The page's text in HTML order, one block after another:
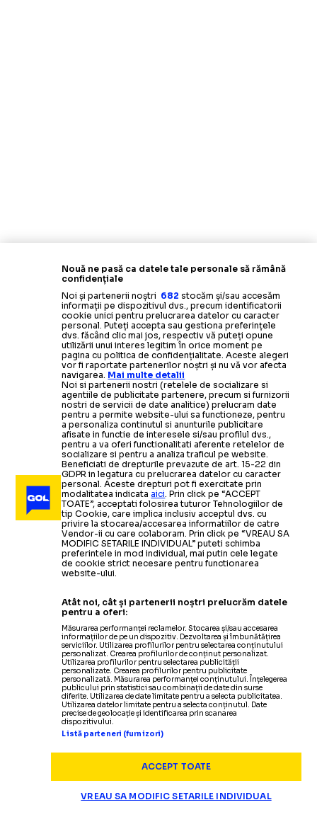
Nouă ne pasă ca datele tale personale să rămână
confidențiale
Noi și partenerii noștri 682 stocăm și/sau accesăm
informații pe dispozitivul dvs., precum identificatorii
cookie unici pentru prelucrarea datelor cu caracter
personal. Puteți accepta sau gestiona preferințele
dvs. făcând clic mai jos, respectiv vă puteți opune
utilizării unui interes legitim în orice moment pe
pagina cu politica de confidențialitate. Aceste alegeri
vor fi raportate partenerilor noștri și nu vă vor afecta
navigarea. Mai multe detalii
Noi si partenerii nostri (retelele de socializare si
agentiile de publicitate partenere, precum si furnizorii
nostri de servicii de date analitice) prelucram date
pentru a permite website-ului sa functioneze, pentru
a personaliza continutul si anunturile publicitare
afisate in functie de interesele si/sau profilul dvs.,
pentru a va oferi functionalitati aferente retelelor de
socializare si pentru a analiza traficul pe website.
Beneficiati de drepturile prevazute de art. 15-22 din
GDPR in legatura cu prelucrarea datelor cu caracter
personal. Aceste drepturi pot fi exercitate prin
modalitatea indicataaici. Prin click pe “ACCEPT
TOATE”, acceptati folosirea tuturor Tehnologiilor de
tip Cookie, care implica inclusiv acceptul dvs. cu
privire la stocarea/accesarea informatiilor de catre
Vendor-ii cu care colaboram. Prin click pe “VREAU SA
MODIFIC SETARILE INDIVIDUAL” puteti schimba
preferintele in mod individual, mai putin cele legate
de cookie strict necesare pentru functionarea
website-ului.
Atât noi, cât și partenerii noștri prelucrăm datele
pentru a oferi:
Măsurarea performanței reclamelor. Stocarea și/sau accesarea
informațiilor de pe un dispozitiv. Dezvoltarea și îmbunătățirea
serviciilor. Utilizarea profilurilor pentru selectarea conținutului
personalizat. Crearea profilurilor de conținut personalizat.
Utilizarea profilurilor pentru selectarea publicității
personalizate. Crearea profilurilor pentru publicitate
personalizată. Măsurarea performanței conținutului. Înțelegerea
publicului prin statistici sau combinații de date din surse
diferite. Utilizarea de date limitate pentru a selecta publicitatea.
Utilizarea datelor limitate pentru a selecta conținutul. Date
precise de geolocație și identificarea prin scanarea
dispozitivului.
Listă parteneri (furnizori)
ACCEPT TOATE
VREAU SA MODIFIC SETARILE INDIVIDUAL